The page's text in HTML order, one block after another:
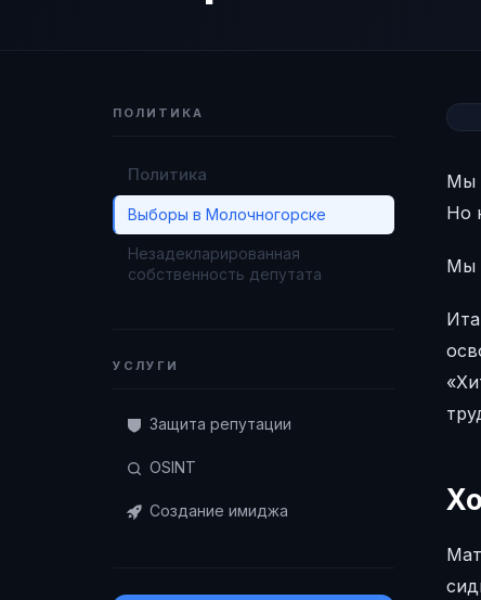
ПОЛИТИКА
Политика
Выборы в Молочногорске
Незадекларированная
собственность депутата
УСЛУГИ
Защита репутации
OSINT
Создание имиджа
Мы
Но
Мы